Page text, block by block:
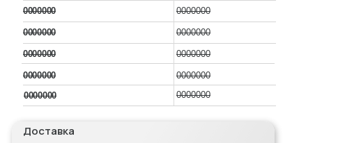
0000000
0000000
0000000
0000000
0000000
0000000
0000000
0000000
0000000
0000000
Доставка